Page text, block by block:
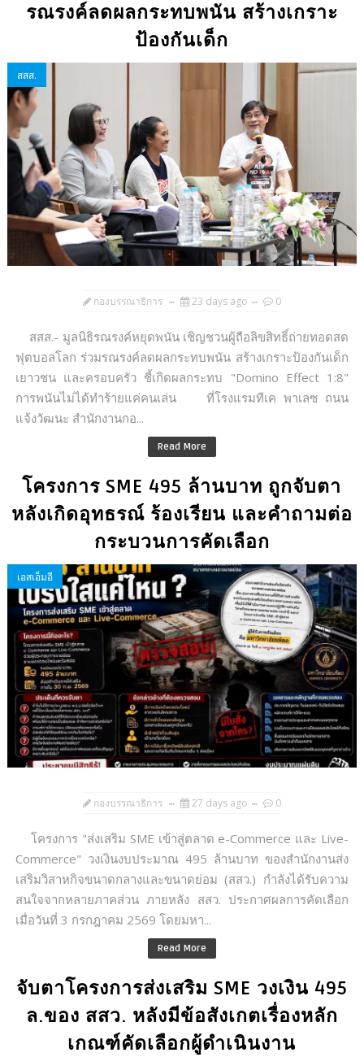
รณรงค์ลดผลกระทบพนัน สร้างเกราะ
ป้องกันเด็ก
สสส.
กองบรรณาธิการ 23 days ago 0
สสส.- มูลนิธิรณรงค์หยุดพนัน เชิญชวนผู้ถือลิขสิทธิ์ถ่ายทอดสด
ฟุตบอลโลก ร่วมรณรงค์ลดผลกระทบพนัน สร้างเกราะป้องกันเด็ก
เยาวชน และครอบครัว ชี้เกิดผลกระทบ "Domino Effect 1:8"
การพนันไม่ได้ทำร้ายแค่คนเล่น ที่โรงแรมทีเค พาเลซ ถนน
แจ้งวัฒนะ สำนักงานกอ...
Read More
โครงการ SME 495 ล้านบาท ถูกจับตา
หลังเกิดอุทธรณ์ ร้องเรียน และคำถามต่อ
กระบวนการคัดเลือก
เอสเอ็มอี
กองบรรณาธิการ 27 days ago 0
โครงการ "ส่งเสริม SME เข้าสู่ตลาด e-Commerce และ Live-
Commerce" วงเงินงบประมาณ 495 ล้านบาท ของสำนักงานส่ง
เสริมวิสาหกิจขนาดกลางและขนาดย่อม (สสว.) กำลังได้รับความ
สนใจจากหลายภาคส่วน ภายหลัง สสว. ประกาศผลการคัดเลือก
เมื่อวันที่ 3 กรกฎาคม 2569 โดยมหา...
Read More
จับตาโครงการส่งเสริม SME วงเงิน 495
ล.ของ สสว. หลังมีข้อสังเกตเรื่องหลัก
เกณฑ์คัดเลือกผู้ดำเนินงาน